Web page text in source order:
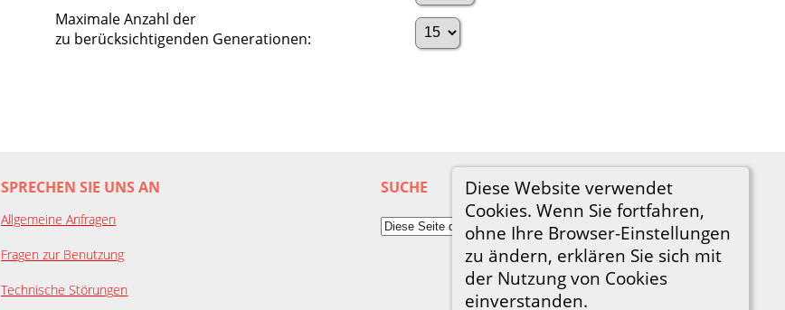
Diese Website verwendet
Cookies. Wenn Sie fortfahren,
ohne Ihre Browser-Einstellungen
zu ändern, erklären Sie sich mit
der Nutzung von Cookies
einverstanden.
Maximale Anzahl der
zu berücksichtigenden Generationen:
SPRECHEN SIE UNS AN
Allgemeine Anfragen
Fragen zur Benutzung
Technische Störungen
SUCHE